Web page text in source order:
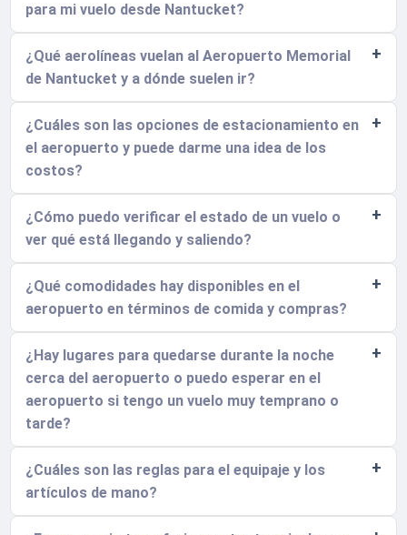
para mi vuelo desde Nantucket?
¿Qué aerolíneas vuelan al Aeropuerto Memorial
de Nantucket y a dónde suelen ir?
¿Cuáles son las opciones de estacionamiento en
el aeropuerto y puede darme una idea de los
costos?
¿Cómo puedo verificar el estado de un vuelo o
ver qué está llegando y saliendo?
¿Qué comodidades hay disponibles en el
aeropuerto en términos de comida y compras?
¿Hay lugares para quedarse durante la noche
cerca del aeropuerto o puedo esperar en el
aeropuerto si tengo un vuelo muy temprano o
tarde?
¿Cuáles son las reglas para el equipaje y los
artículos de mano?